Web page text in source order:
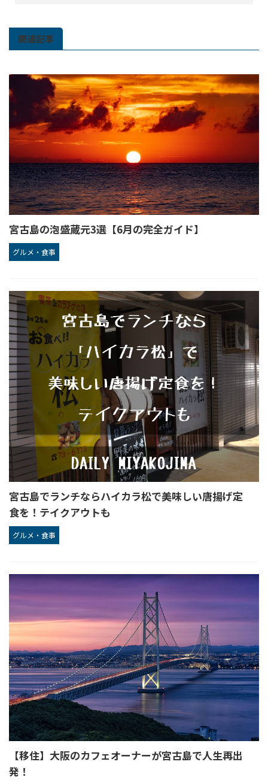
関連記事
宮古島の泡盛蔵元3選【6月の完全ガイド】
グルメ・食事
宮古島でランチならハイカラ松で美味しい唐揚げ定
食を！テイクアウトも
グルメ・食事
【移住】大阪のカフェオーナーが宮古島で人生再出
発！